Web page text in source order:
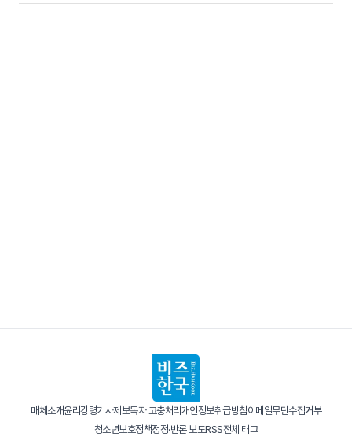
매체소개윤리강령기사제보독자 고충처리개인정보취급방침이메일무단수집거부
청소년보호정책정정·반론 보도RSS전체 태그